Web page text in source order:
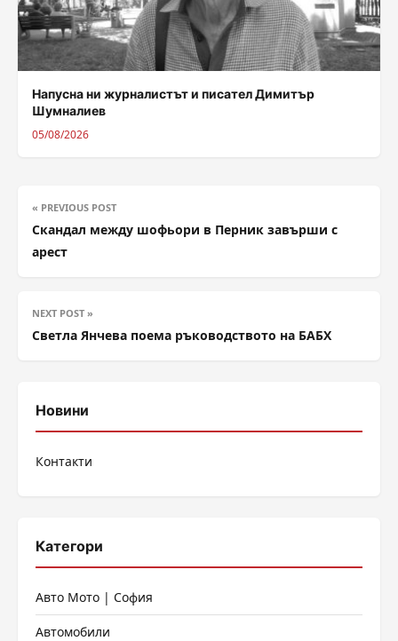
Напусна ни журналистът и писател Димитър
Шумналиев
05/08/2026
« PREVIOUS POST
Скандал между шофьори в Перник завърши с
арест
NEXT POST »
Светла Янчева поема ръководството на БАБХ
Новини
Контакти
Категори
Авто Мото | София
Автомобили